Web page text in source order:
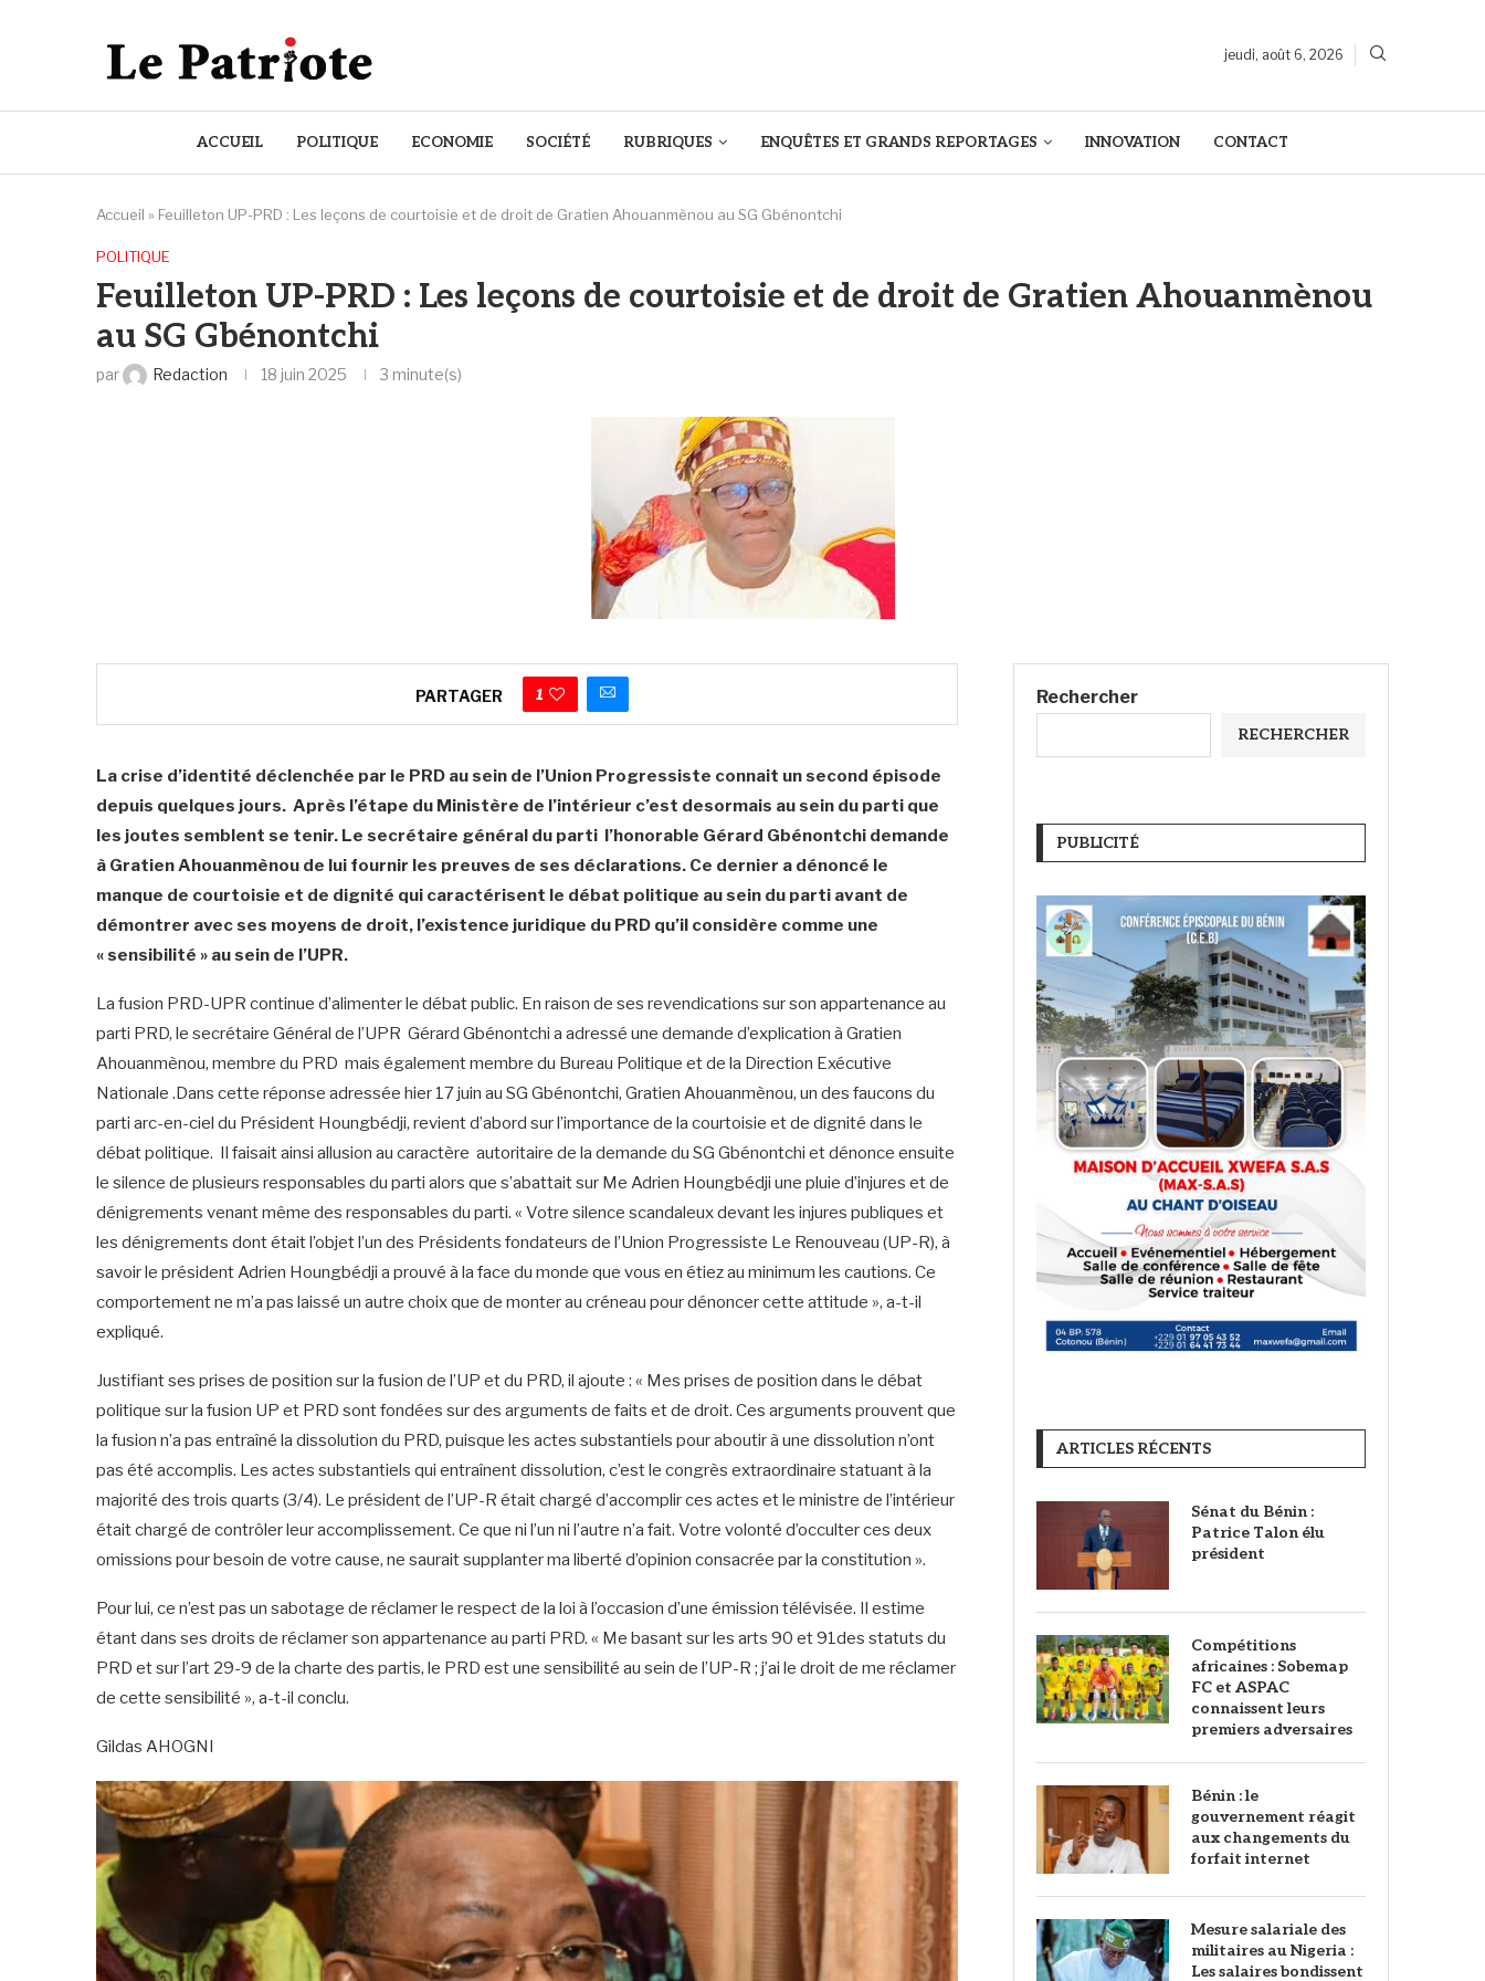
jeudi, août 6, 2026
ACCUEIL POLITIQUE ECONOMIE SOCIÉTÉ RUBRIQUES ENQUÊTES ET GRANDS REPORTAGES INNOVATION CONTACT
Accueil » Feuilleton UP-PRD : Les leçons de courtoisie et de droit de Gratien Ahouanmènou au SG Gbénontchi
POLITIQUE
Feuilleton UP-PRD : Les leçons de courtoisie et de droit de Gratien Ahouanmènou
au SG Gbénontchi
par Redaction 18 juin 2025 3 minute(s)
PARTAGER 1
La crise d’identité déclenchée par le PRD au sein de l’Union Progressiste connait un second épisode
depuis quelques jours. Après l’étape du Ministère de l’intérieur c’est desormais au sein du parti que
les joutes semblent se tenir. Le secrétaire général du parti l’honorable Gérard Gbénontchi demande
à Gratien Ahouanmènou de lui fournir les preuves de ses déclarations. Ce dernier a dénoncé le
manque de courtoisie et de dignité qui caractérisent le débat politique au sein du parti avant de
démontrer avec ses moyens de droit, l’existence juridique du PRD qu’il considère comme une
« sensibilité » au sein de l’UPR.
La fusion PRD-UPR continue d’alimenter le débat public. En raison de ses revendications sur son appartenance au
parti PRD, le secrétaire Général de l’UPR Gérard Gbénontchi a adressé une demande d’explication à Gratien
Ahouanmènou, membre du PRD mais également membre du Bureau Politique et de la Direction Exécutive
Nationale .Dans cette réponse adressée hier 17 juin au SG Gbénontchi, Gratien Ahouanmènou, un des faucons du
parti arc-en-ciel du Président Houngbédji, revient d’abord sur l’importance de la courtoisie et de dignité dans le
débat politique. Il faisait ainsi allusion au caractère autoritaire de la demande du SG Gbénontchi et dénonce ensuite
le silence de plusieurs responsables du parti alors que s’abattait sur Me Adrien Houngbédji une pluie d’injures et de
dénigrements venant même des responsables du parti. « Votre silence scandaleux devant les injures publiques et
les dénigrements dont était l’objet l’un des Présidents fondateurs de l’Union Progressiste Le Renouveau (UP-R), à
savoir le président Adrien Houngbédji a prouvé à la face du monde que vous en étiez au minimum les cautions. Ce
comportement ne m’a pas laissé un autre choix que de monter au créneau pour dénoncer cette attitude », a-t-il
expliqué.
Justifiant ses prises de position sur la fusion de l’UP et du PRD, il ajoute : « Mes prises de position dans le débat
politique sur la fusion UP et PRD sont fondées sur des arguments de faits et de droit. Ces arguments prouvent que
la fusion n’a pas entraîné la dissolution du PRD, puisque les actes substantiels pour aboutir à une dissolution n’ont
pas été accomplis. Les actes substantiels qui entraînent dissolution, c’est le congrès extraordinaire statuant à la
majorité des trois quarts (3/4). Le président de l’UP-R était chargé d’accomplir ces actes et le ministre de l’intérieur
était chargé de contrôler leur accomplissement. Ce que ni l’un ni l’autre n’a fait. Votre volonté d’occulter ces deux
omissions pour besoin de votre cause, ne saurait supplanter ma liberté d’opinion consacrée par la constitution ».
Pour lui, ce n’est pas un sabotage de réclamer le respect de la loi à l’occasion d’une émission télévisée. Il estime
étant dans ses droits de réclamer son appartenance au parti PRD. « Me basant sur les arts 90 et 91des statuts du
PRD et sur l’art 29-9 de la charte des partis, le PRD est une sensibilité au sein de l’UP-R ; j’ai le droit de me réclamer
de cette sensibilité », a-t-il conclu.
Gildas AHOGNI
Rechercher
RECHERCHER
PUBLICITÉ
ARTICLES RÉCENTS
Sénat du Bénin :
Patrice Talon élu
président
Compétitions
africaines : Sobemap
FC et ASPAC
connaissent leurs
premiers adversaires
Bénin : le
gouvernement réagit
aux changements du
forfait internet
Mesure salariale des
militaires au Nigeria :
Les salaires bondissent